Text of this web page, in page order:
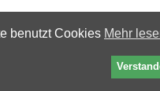
benutzt Cookies Mehr